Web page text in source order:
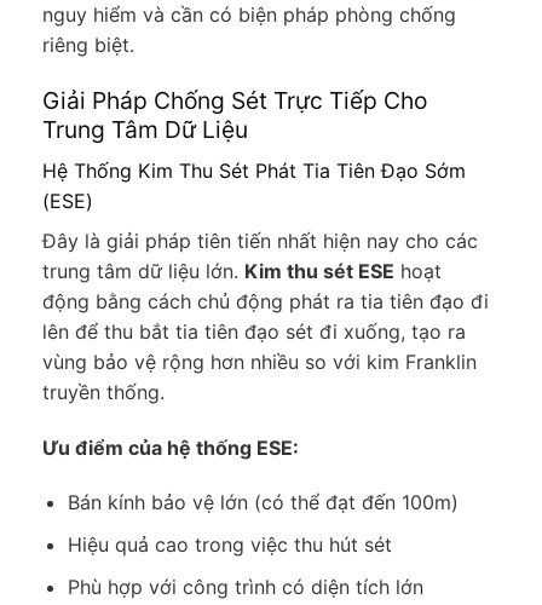
nguy hiểm và cần có biện pháp phòng chống
riêng biệt.
Giải Pháp Chống Sét Trực Tiếp Cho
Trung Tâm Dữ Liệu
Hệ Thống Kim Thu Sét Phát Tia Tiên Đạo Sớm
(ESE)
Đây là giải pháp tiên tiến nhất hiện nay cho các
trung tâm dữ liệu lớn. Kim thu sét ESE hoạt
động bằng cách chủ động phát ra tia tiên đạo đi
lên để thu bắt tia tiên đạo sét đi xuống, tạo ra
vùng bảo vệ rộng hơn nhiều so với kim Franklin
truyền thống.
Ưu điểm của hệ thống ESE:
Bán kính bảo vệ lớn (có thể đạt đến 100m)
Hiệu quả cao trong việc thu hút sét
Phù hợp với công trình có diện tích lớn